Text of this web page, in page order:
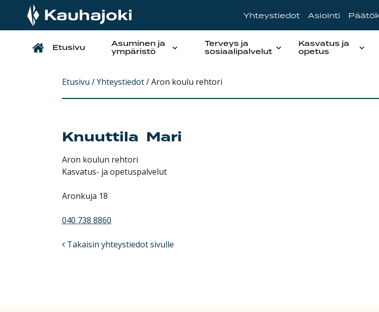
Yhteystiedot Asiointi
Päävalikko
Etusivu Asuminen ja
ympäristö
Terveys ja
sosiaalipalvelut
Kasvatus ja
opetus
Etusivu /Yhteystiedot/Aron koulu rehtori
Knuuttila Mari
Aron koulun rehtori
Kasvatus- ja opetuspalvelut
Aronkuja 18
040 738 8860
Takaisin yhteystiedot sivulle